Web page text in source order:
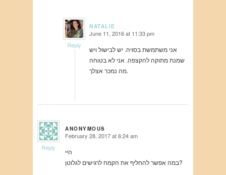
NATALIE
says: June 11, 2016 at 11:33 pm
אני משתמשת בסויה. יש לבישול ויש
שמנת מתוקה להקצפה. אני לא בטוחה
מה נמכר אצלך.
Reply
ANONYMOUS
says: February 28, 2017 at 6:24 am
היי
במה אפשר להחליף את הקמח לרגישים לגלוטן?
Reply